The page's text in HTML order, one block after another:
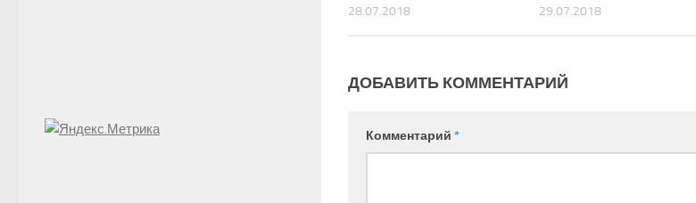
28.07.2018 29.07.2018
ДОБАВИТЬ КОММЕНТАРИЙ
Комментарий *